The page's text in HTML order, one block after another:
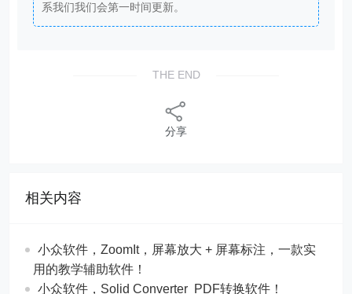
系我们我们会第一时间更新。
THE END
分享
相关内容
​​小众软件，ZoomIt，屏幕放大 + 屏幕标注，一款实
用的教学辅助软件！
​​小众软件，Solid Converter PDF转换软件！